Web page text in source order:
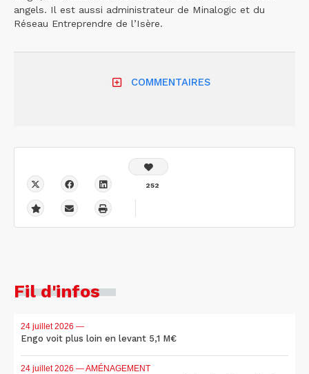
angels. Il est aussi administrateur de Minalogic et du
Réseau Entreprendre de l’Isère.
COMMENTAIRES
252
Fil d'infos
24 juillet 2026 —
Engo voit plus loin en levant 5,1 M€
24 juillet 2026 — AMÉNAGEMENT